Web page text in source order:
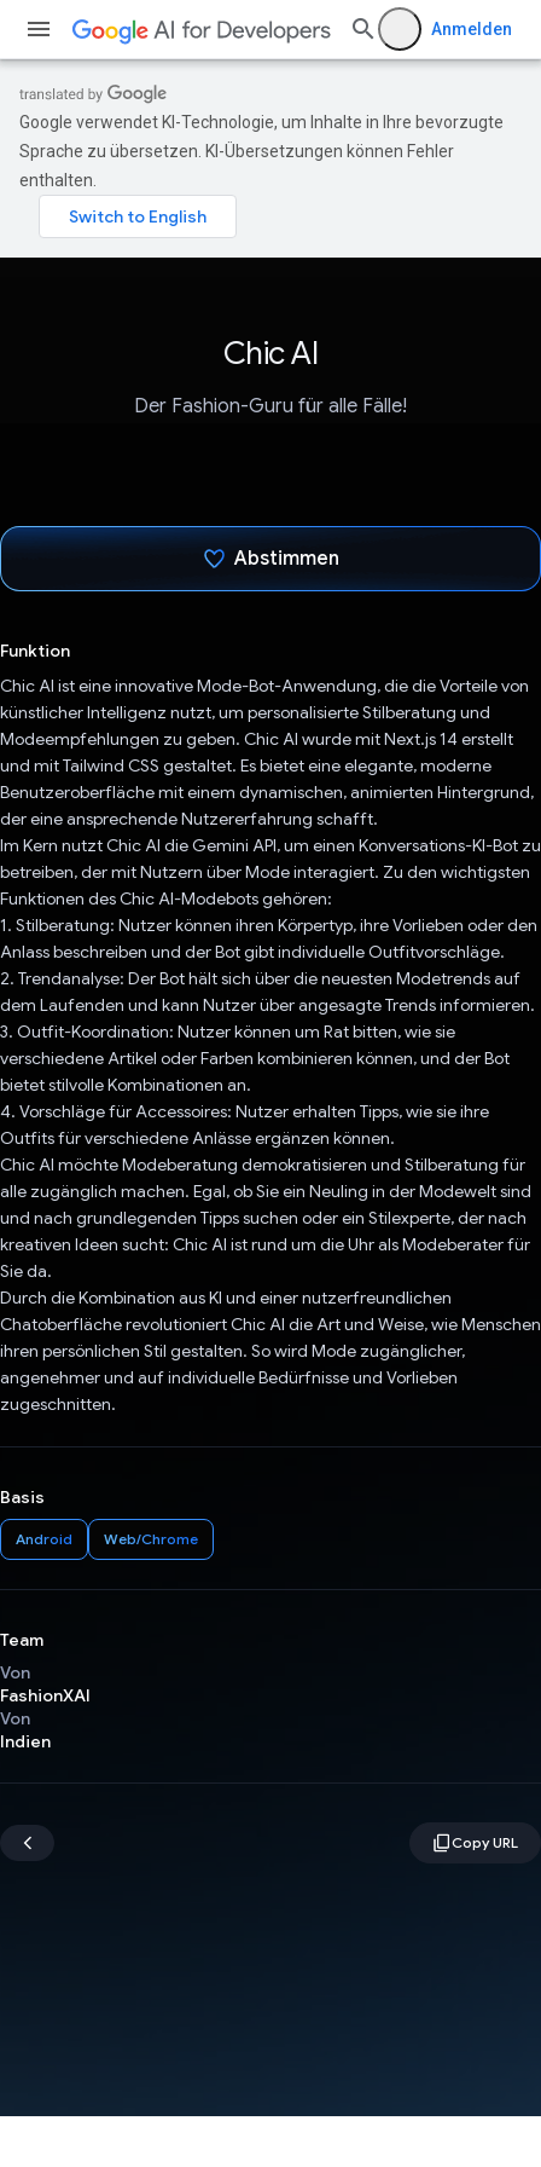
Anmelden
Google verwendet KI-Technologie, um Inhalte in Ihre bevorzugte
Sprache zu übersetzen. KI-Übersetzungen können Fehler
enthalten.
Chic AI
Der Fashion-Guru für alle Fälle!
Abstimmen
Funktion
Chic AI ist eine innovative Mode-Bot-Anwendung, die die Vorteile von
künstlicher Intelligenz nutzt, um personalisierte Stilberatung und
Modeempfehlungen zu geben. Chic AI wurde mit Next.js 14 erstellt
und mit Tailwind CSS gestaltet. Es bietet eine elegante, moderne
Benutzeroberfläche mit einem dynamischen, animierten Hintergrund,
der eine ansprechende Nutzererfahrung schafft.
Im Kern nutzt Chic AI die Gemini API, um einen Konversations-KI-Bot zu
betreiben, der mit Nutzern über Mode interagiert. Zu den wichtigsten
Funktionen des Chic AI-Modebots gehören:
1. Stilberatung: Nutzer können ihren Körpertyp, ihre Vorlieben oder den
Anlass beschreiben und der Bot gibt individuelle Outfitvorschläge.
2. Trendanalyse: Der Bot hält sich über die neuesten Modetrends auf
dem Laufenden und kann Nutzer über angesagte Trends informieren.
3. Outfit-Koordination: Nutzer können um Rat bitten, wie sie
verschiedene Artikel oder Farben kombinieren können, und der Bot
bietet stilvolle Kombinationen an.
4. Vorschläge für Accessoires: Nutzer erhalten Tipps, wie sie ihre
Outfits für verschiedene Anlässe ergänzen können.
Chic AI möchte Modeberatung demokratisieren und Stilberatung für
alle zugänglich machen. Egal, ob Sie ein Neuling in der Modewelt sind
und nach grundlegenden Tipps suchen oder ein Stilexperte, der nach
kreativen Ideen sucht: Chic AI ist rund um die Uhr als Modeberater für
Sie da.
Durch die Kombination aus KI und einer nutzerfreundlichen
Chatoberfläche revolutioniert Chic AI die Art und Weise, wie Menschen
ihren persönlichen Stil gestalten. So wird Mode zugänglicher,
angenehmer und auf individuelle Bedürfnisse und Vorlieben
zugeschnitten.
Basis
Android Web/Chrome
Team
Von
FashionXAI
Von
Indien